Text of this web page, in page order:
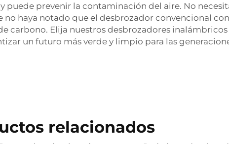
puede prevenir la contaminación del aire. No
no haya notado que el desbrozador convencional
carbono. Elija nuestros desbrozadores
un futuro más verde y limpio para las
relacionados